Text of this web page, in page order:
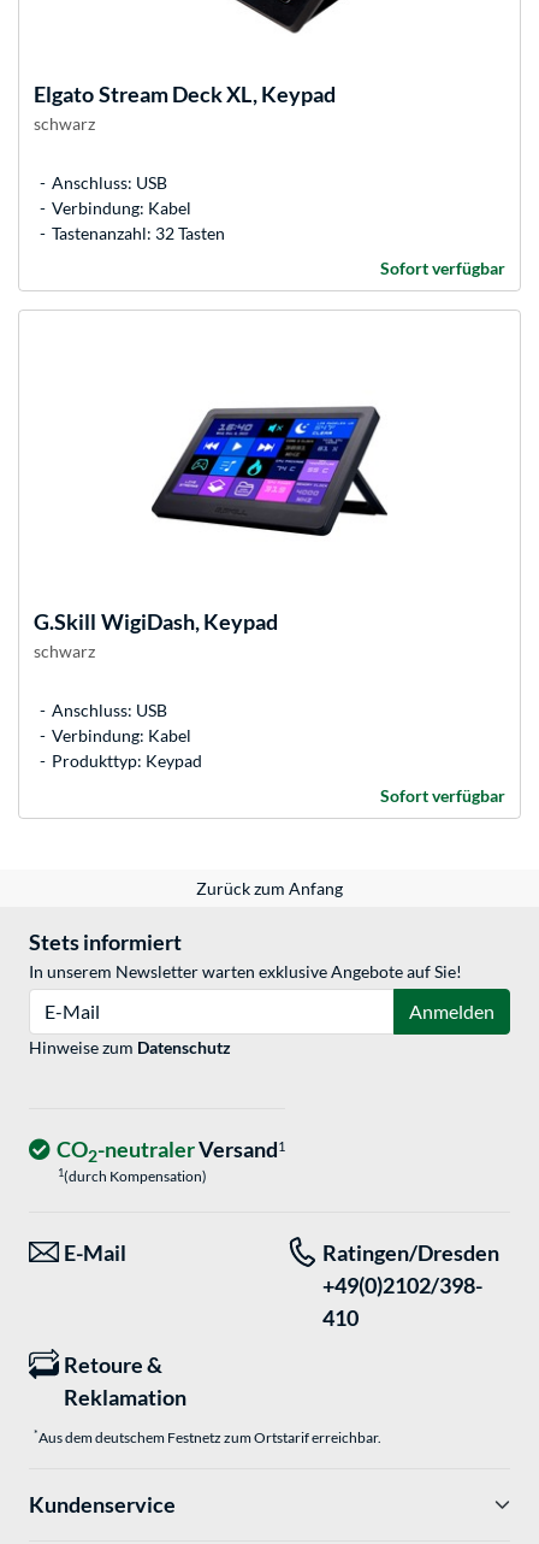
ElgatoStream Deck XL, Keypad
schwarz
Anschluss: USB
Verbindung: Kabel
Tastenanzahl: 32 Tasten
Sofort verfügbar
G.Skill WigiDash, Keypad
schwarz
Anschluss: USB
Verbindung: Kabel
Produkttyp: Keypad
Sofort verfügbar
Zurück zum Anfang
Stets informiert
In unserem Newsletter warten exklusive Angebote auf Sie!
Anmelden
Hinweise zum Datenschutz
CO2-neutralerVersand1
1(durch Kompensation)
E-Mail
Ratingen/Dresden
+49(0)2102/398-
410
Retoure &
Reklamation
*Aus dem deutschem Festnetz zum Ortstarif erreichbar.
Kundenservice